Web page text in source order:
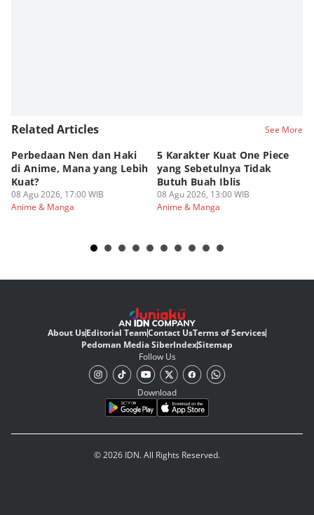
Related Articles See More
Perbedaan Nen dan Haki
di Anime, Mana yang Lebih
Kuat?
08 Agu 2026, 17:00 WIB
Anime & Manga
5 Karakter Kuat One Piece
yang Sebetulnya Tidak
Butuh Buah Iblis
08 Agu 2026, 13:00 WIB
Anime & Manga
About UsEditorial TeamContact UsTerms of Services
Pedoman Media SiberIndexSitemap
Follow Us
Download
© 2026 IDN. All Rights Reserved.